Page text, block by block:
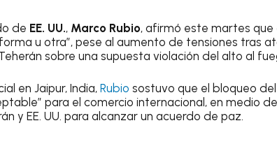
de EE. UU., Marco Rubio, afirmó este martes que
u otra”, pese al aumento de tensiones tras
sobre una supuesta violación del alto al
en Jaipur, India, Rubio sostuvo que el bloqueo
para el comercio internacional, en medio
y EE. UU. para alcanzar un acuerdo de paz.